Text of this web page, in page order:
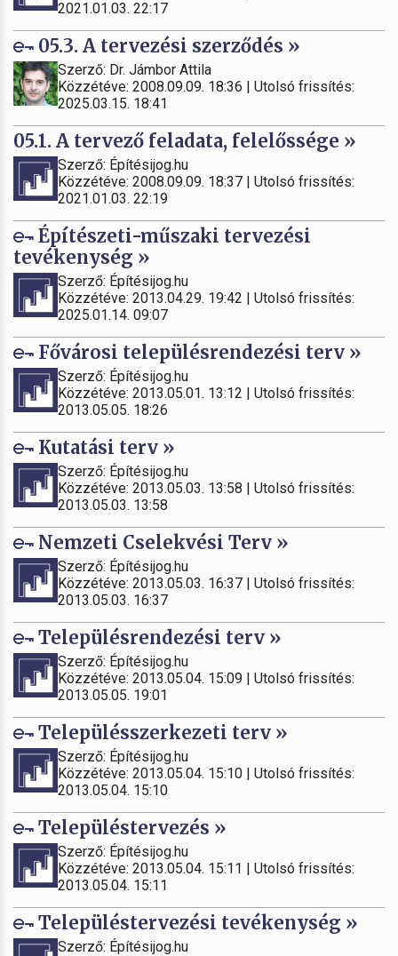
2021.01.03. 22:17
05.3. A tervezési szerződés »
Szerző: Dr. Jámbor Attila
Közzétéve: 2008.09.09. 18:36 | Utolsó frissítés:
2025.03.15. 18:41
05.1. A tervező feladata, felelőssége »
Szerző: Építésijog.hu
Közzétéve: 2008.09.09. 18:37 | Utolsó frissítés:
2021.01.03. 22:19
Építészeti-műszaki tervezési
tevékenység »
Szerző: Építésijog.hu
Közzétéve: 2013.04.29. 19:42 | Utolsó frissítés:
2025.01.14. 09:07
Fővárosi településrendezési terv »
Szerző: Építésijog.hu
Közzétéve: 2013.05.01. 13:12 | Utolsó frissítés:
2013.05.05. 18:26
Kutatási terv »
Szerző: Építésijog.hu
Közzétéve: 2013.05.03. 13:58 | Utolsó frissítés:
2013.05.03. 13:58
Nemzeti Cselekvési Terv »
Szerző: Építésijog.hu
Közzétéve: 2013.05.03. 16:37 | Utolsó frissítés:
2013.05.03. 16:37
Településrendezési terv »
Szerző: Építésijog.hu
Közzétéve: 2013.05.04. 15:09 | Utolsó frissítés:
2013.05.05. 19:01
Településszerkezeti terv »
Szerző: Építésijog.hu
Közzétéve: 2013.05.04. 15:10 | Utolsó frissítés:
2013.05.04. 15:10
Településtervezés »
Szerző: Építésijog.hu
Közzétéve: 2013.05.04. 15:11 | Utolsó frissítés:
2013.05.04. 15:11
Településtervezési tevékenység »
Szerző: Építésijog.hu